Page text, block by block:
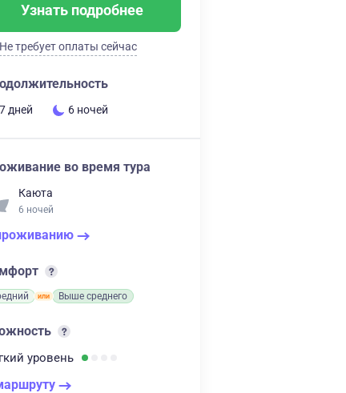
Узнать подробнее
Не требует оплаты сейчас
7 дней 6 ночей
во время тура
Каюта
6 ночей
Выше среднего
уровень